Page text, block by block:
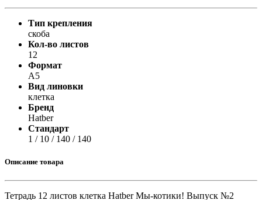
Тип крепления
скоба
Кол-во листов
12
Формат
А5
Вид линовки
клетка
Бренд
Hatber
Стандарт
1 / 10 / 140 / 140
Описание товара
Тетрадь 12 листов клетка Hatber Мы-котики! Выпуск №2